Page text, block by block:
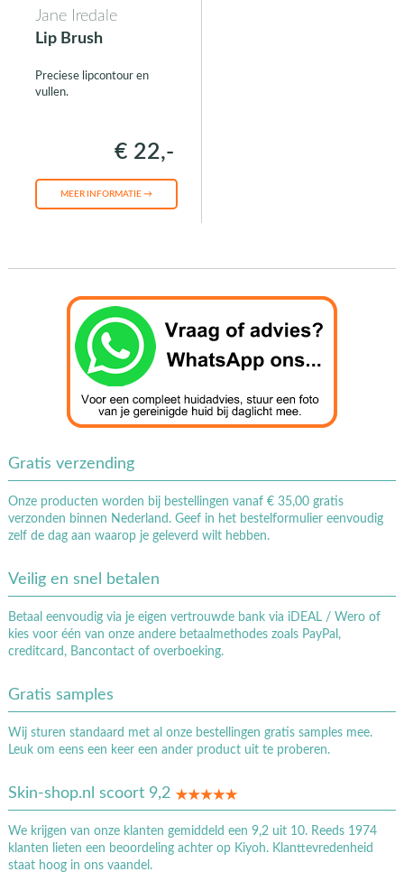
Jane Iredale
Lip Brush
Preciese lipcontour en
vullen.
€ 22,-
MEER INFORMATIE →
Gratis verzending
Onze producten worden bij bestellingen vanaf € 35,00 gratis
verzonden binnen Nederland. Geef in het bestelformulier eenvoudig
zelf de dag aan waarop je geleverd wilt hebben.
Veilig en snel betalen
Betaal eenvoudig via je eigen vertrouwde bank via iDEAL / Wero of
kies voor één van onze andere betaalmethodes zoals PayPal,
creditcard, Bancontact of overboeking.
Gratis samples
Wij sturen standaard met al onze bestellingen gratis samples mee.
Leuk om eens een keer een ander product uit te proberen.
Skin-shop.nl scoort 9,2
We krijgen van onze klanten gemiddeld een 9,2 uit 10. Reeds 1974
klanten lieten een beoordeling achter op Kiyoh. Klanttevredenheid
staat hoog in ons vaandel.